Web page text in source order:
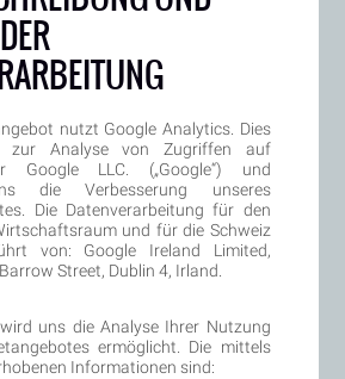
nutzt Google Analytics. Dies
zur Analyse von Zugriffen auf
Google LLC. („Google“) und
die Verbesserung unseres
Die Datenverarbeitung für den
und für die Schweiz
von: Google Ireland Limited,
Street, Dublin 4, Irland.
uns die Analyse Ihrer Nutzung
ermöglicht. Die mittels
Informationen sind: